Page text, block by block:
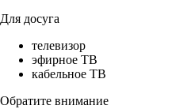
Для досуга
телевизор
эфирное ТВ
кабельное ТВ
Обратите внимание